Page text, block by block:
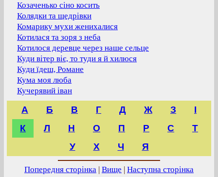
Козаченько сіно косить
Колядки та щедрівки
Комарику мухи женихалися
Котилася та зоря з неба
Котилося деревце через наше сельце
Куди вітер віє, то туди я й хилюся
Куди їдеш, Романе
Кума моя люба
Кучерявий іван
А Б В Г Д Ж З
І
К
Л Н О П Р С
Т
У
Х Ч Я
Попередня сторінка | Вище | Наступна сторінка